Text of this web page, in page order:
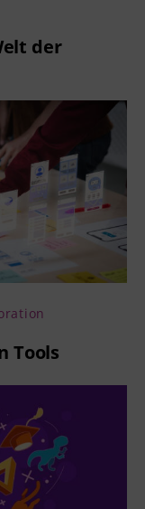
der
Tools